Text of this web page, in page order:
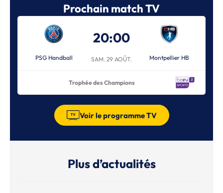
Prochain match TV
PSG Handball
20:00
SAM. 29 AOÛT. Montpellier HB
Trophée des Champions
Voir le programme TV
Plus d’actualités